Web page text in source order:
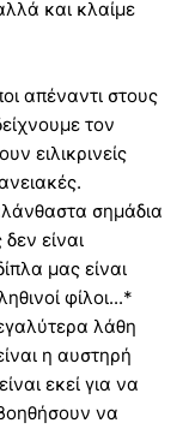
και κλαίμε
απέναντι στους
τον
ειλικρινείς
σημάδια
είναι
μας είναι
φίλοι...*
λάθη
η αυστηρή
εκεί για να
να